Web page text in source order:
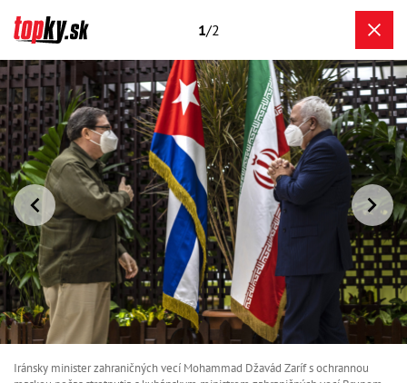
1/2
Iránsky minister zahraničných vecí Mohammad Džavád Zaríf s ochrannou